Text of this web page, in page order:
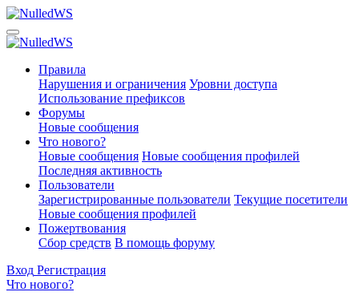
Правила
Нарушения и ограничения Уровни доступа
Использование префиксов
Форумы
Новые сообщения
Что нового?
Новые сообщения Новые сообщения профилей
Последняя активность
Пользователи
Зарегистрированные пользователи Текущие посетители
Новые сообщения профилей
Пожертвования
Сбор средств В помощь форуму
Вход Регистрация
Что нового?